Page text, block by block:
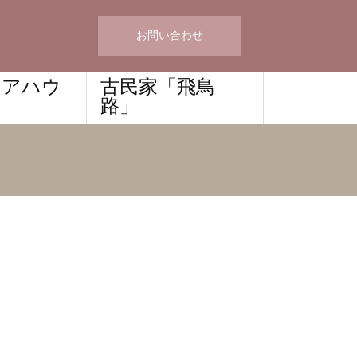
お問い合わせ
ハウ
古民家「飛鳥
路」